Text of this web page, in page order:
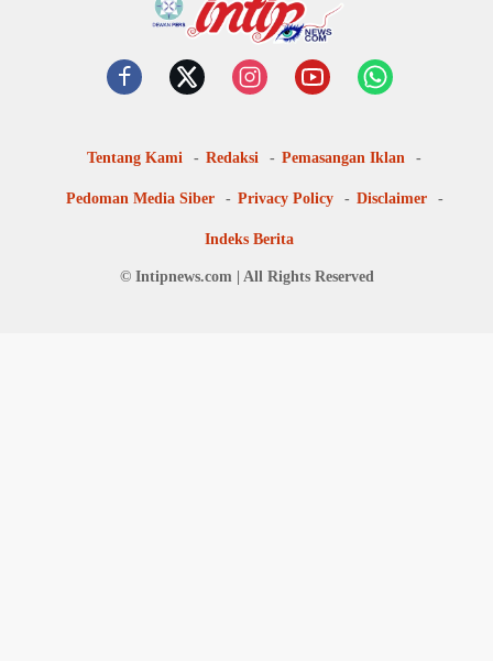
Tentang Kami Redaksi Pemasangan Iklan
Pedoman Media Siber Privacy Policy Disclaimer
Indeks Berita
© Intipnews.com | All Rights Reserved